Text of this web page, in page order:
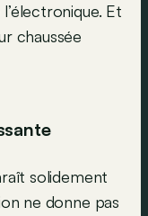
Et
chaussée
solidement
ne donne pas